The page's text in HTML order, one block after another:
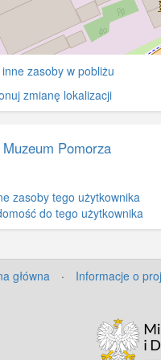
zasoby w pobliżu
zmianę lokalizacji
Muzeum Pomorza
zasoby tego użytkownika
do tego użytkownika
główna · Informacje o